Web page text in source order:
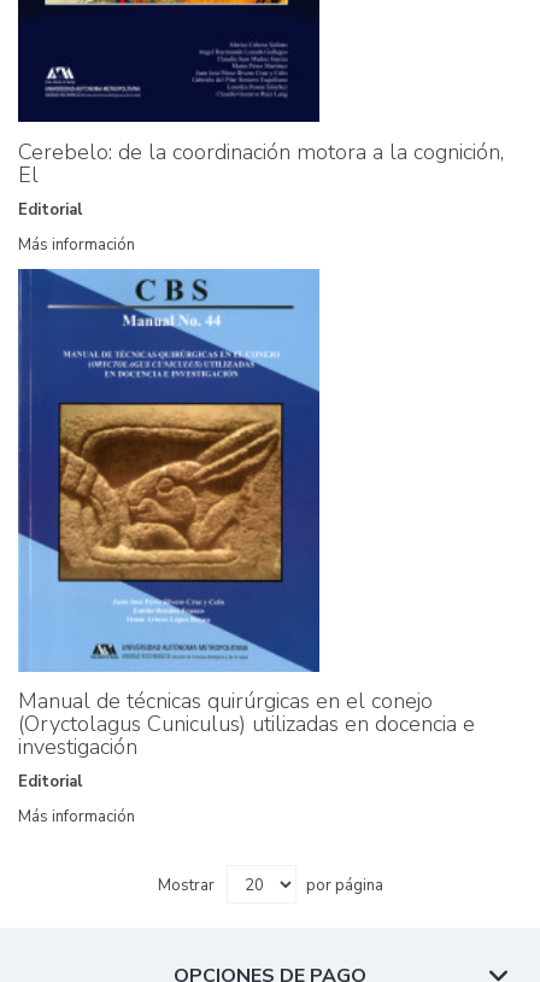
Cerebelo: de la coordinación motora a la cognición,
El
Editorial
Más información
Manual de técnicas quirúrgicas en el conejo
(Oryctolagus Cuniculus) utilizadas en docencia e
investigación
Editorial
Más información
Mostrar por página
OPCIONES DE PAGO